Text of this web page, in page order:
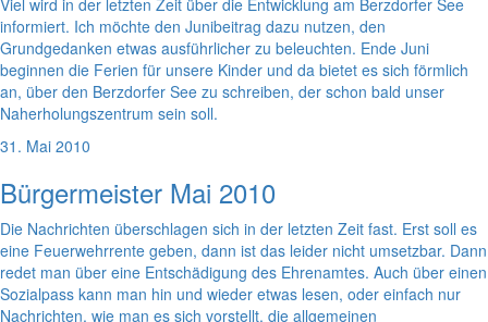
Viel wird in der letzten Zeit über die Entwicklung am Berzdorfer See
informiert. Ich möchte den Junibeitrag dazu nutzen, den
Grundgedanken etwas ausführlicher zu beleuchten. Ende Juni
beginnen die Ferien für unsere Kinder und da bietet es sich förmlich
an, über den Berzdorfer See zu schreiben, der schon bald unser
Naherholungszentrum sein soll.
31. Mai 2010
Bürgermeister Mai 2010
Die Nachrichten überschlagen sich in der letzten Zeit fast. Erst soll es
eine Feuerwehrrente geben, dann ist das leider nicht umsetzbar. Dann
redet man über eine Entschädigung des Ehrenamtes. Auch über einen
Sozialpass kann man hin und wieder etwas lesen, oder einfach nur
Nachrichten, wie man es sich vorstellt, die allgemeinen